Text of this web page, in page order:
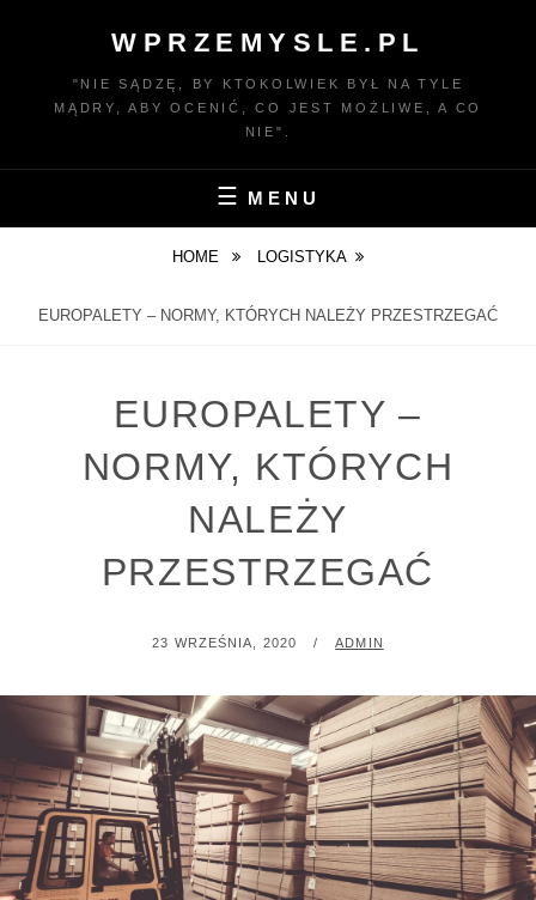
WPRZEMYSLE.PL
"NIE SĄDZĘ, BY KTOKOLWIEK BYŁ NA TYLE
MĄDRY, ABY OCENIĆ, CO JEST MOŻLIWE, A CO
NIE".
MENU
HOME LOGISTYKA
EUROPALETY – NORMY, KTÓRYCH NALEŻY PRZESTRZEGAĆ
EUROPALETY –
NORMY, KTÓRYCH
NALEŻY
PRZESTRZEGAĆ
POSTED
23 WRZEŚNIA, 2020 BY
ADMIN